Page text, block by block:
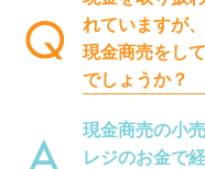
れていますが、
現金商売をし
でしょうか？
現金商売の小
レジのお金で